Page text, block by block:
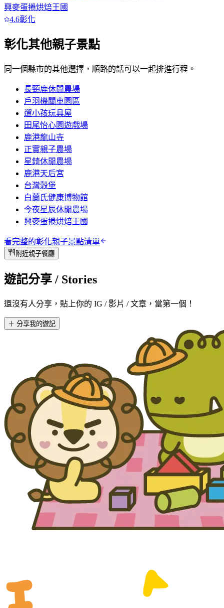
興麥蛋捲烘焙王國
4.6彰化
彰化其他親子景點
同一個縣市的其他選擇，順路的話可以一起排進行程。
長頸鹿休閒農場
戶羽機關車園區
遛小孩玩具屋
田尾怡心園遊戲場
鹿港龍山寺
正實親子農場
星錡休閒農場
鹿港天后宮
台灣穀堡
白蘭氏健康博物館
今夜星辰休閒農場
興麥蛋捲烘焙王國
看完整的彰化親子景點清單
附近親子餐廳
遊記分享 / Stories
還沒有人分享，貼上你的 IG / 影片 / 文章，當第一個！
＋ 分享我的遊記